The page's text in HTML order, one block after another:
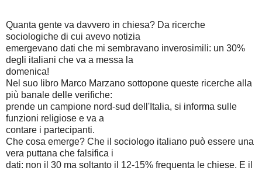
Quanta gente va davvero in chiesa? Da ricerche
sociologiche di cui avevo notizia
emergevano dati che mi sembravano inverosimili: un 30%
degli italiani che va a messa la
domenica!
Nel suo libro Marco Marzano sottopone queste ricerche alla
più banale delle verifiche:
prende un campione nord-sud dell'Italia, si informa sulle
funzioni religiose e va a
contare i partecipanti.
Che cosa emerge? Che il sociologo italiano può essere una
vera puttana che falsifica i
dati: non il 30 ma soltanto il 12-15% frequenta le chiese. E il